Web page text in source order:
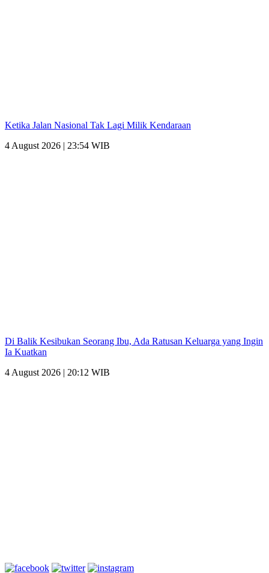
Ketika Jalan Nasional Tak Lagi Milik Kendaraan
4 August 2026 | 23:54 WIB
Di Balik Kesibukan Seorang Ibu, Ada Ratusan Keluarga yang Ingin
Ia Kuatkan
4 August 2026 | 20:12 WIB